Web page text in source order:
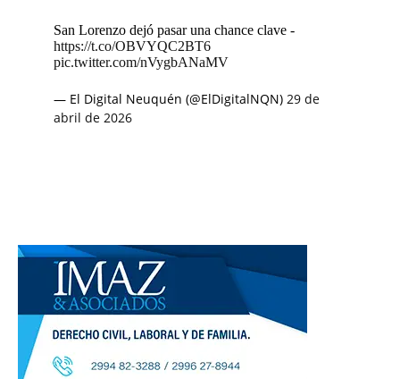
San Lorenzo dejó pasar una chance clave -
https://t.co/OBVYQC2BT6
pic.twitter.com/nVygbANaMV
— El Digital Neuquén (@ElDigitalNQN) 29 de
abril de 2026